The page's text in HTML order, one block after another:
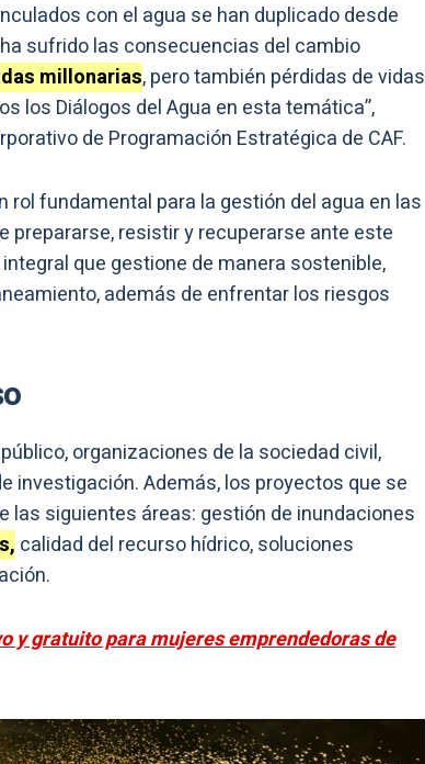
con el agua se han duplicado desde
sufrido las consecuencias del cambio
millonarias, pero también pérdidas de vidas
los Diálogos del Agua en esta temática”,
de Programación Estratégica de CAF.
fundamental para la gestión del agua en las
prepararse, resistir y recuperarse ante este
que gestione de manera sostenible,
además de enfrentar los riesgos
organizaciones de la sociedad civil,
investigación. Además, los proyectos que se
las siguientes áreas: gestión de inundaciones
calidad del recurso hídrico, soluciones
y gratuito para mujeres emprendedoras de